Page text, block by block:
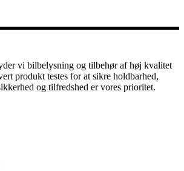
vi bilbelysning og tilbehør af høj kvalitet
produkt testes for at sikre holdbarhed,
og tilfredshed er vores prioritet.